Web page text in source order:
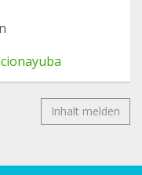
Inhalt melden